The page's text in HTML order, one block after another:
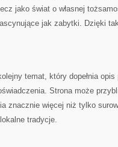
jako świat o własnej
jak zabytki. Dzięki
temat, który dopełnia
Strona może
znacznie więcej niż tylko
tradycje.